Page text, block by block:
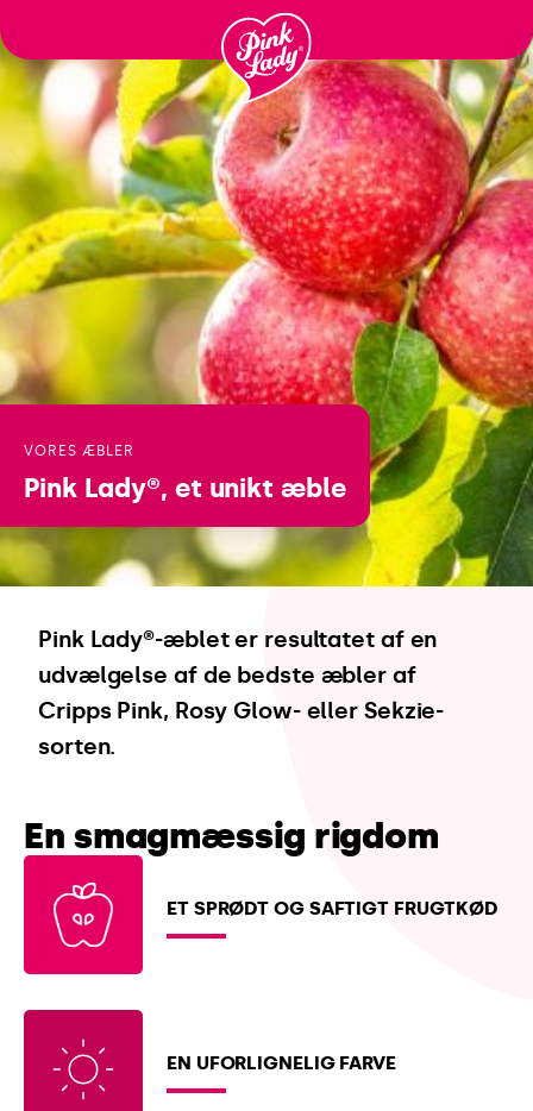
indhold
VORES ÆBLER
Pink Lady®, et unikt æble
Pink Lady®-æblet er resultatet af en
udvælgelse af de bedste æbler af
Cripps Pink, Rosy Glow- eller Sekzie-
sorten.
En smagmæssig rigdom
ET SPRØDT OG SAFTIGT FRUGTKØD
EN UFORLIGNELIG FARVE